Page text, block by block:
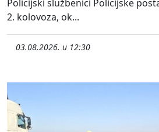
Policijski službenici Policijske
2. kolovoza, ok...
03.08.2026. u 12:30